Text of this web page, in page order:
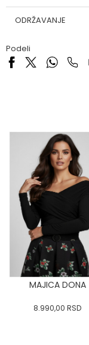
ODRŽAVANJE
Podeli
MAJICA DONA
8.990,00 RSD